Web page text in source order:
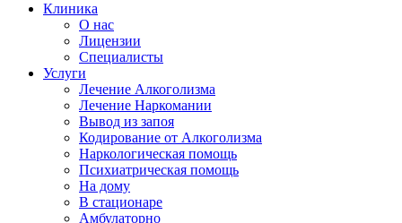
Клиника
О нас
Лицензии
Специалисты
Услуги
Лечение Алкоголизма
Лечение Наркомании
Вывод из запоя
Кодирование от Алкоголизма
Наркологическая помощь
Психиатрическая помощь
На дому
В стационаре
Амбулаторно